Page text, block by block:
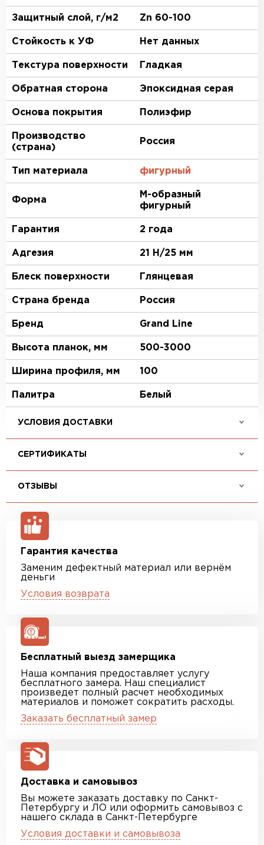
Защитный слой, г/м2 Zn 60-100
Стойкость к УФ Нет данных
Текстура поверхности Гладкая
Обратная сторона Эпоксидная серая
Основа покрытия Полиэфир
Производство
(страна)
Россия
Тип материала фигурный
Форма
М-образный
фигурный
Гарантия 2 года
Адгезия 21 Н/25 мм
Блеск поверхности Глянцевая
Страна бренда Россия
Бренд Grand Line
Высота планок, мм 500-3000
Ширина профиля, мм 100
Палитра Белый
УСЛОВИЯ ДОСТАВКИ
СЕРТИФИКАТЫ
ОТЗЫВЫ
Гарантия качества
Заменим дефектный материал или вернём
деньги
Условия возврата
Бесплатный выезд замерщика
Наша компания предоставляет услугу
бесплатного замера. Наш специалист
произведет полный расчет необходимых
материалов и поможет сократить расходы.
Заказать бесплатный замер
Доставка и самовывоз
Вы можете заказать доставку по Санкт-
Петербургу и ЛО или оформить самовывоз с
нашего склада в Санкт-Петербурге
Условия доставки и самовывоза